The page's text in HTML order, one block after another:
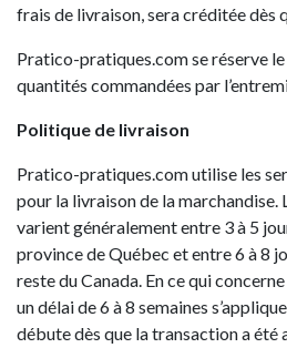
frais de livraison, sera créditée dès
Pratico-pratiques.com se réserve
quantités commandées par
Politique de livraison
Pratico-pratiques.com utilise les
pour la livraison de la marchandise.
varient généralement entre 3 à 5
province de Québec et entre 6 à 8
reste du Canada. En ce qui
un délai de 6 à 8 semaines
débute dès que la transaction a été